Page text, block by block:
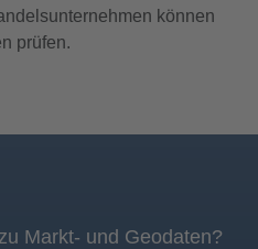
können
prüfen.
Markt- und Geodaten?